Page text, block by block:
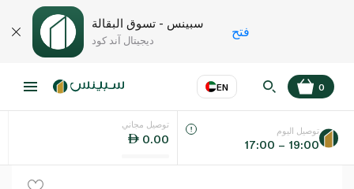
سبينس - تسوق البقالة
ديجيتال آند كود
فتح
EN
اللغة عر
0
توصيل مجاني
0.00
توصيل اليوم
17:00 – 19:00